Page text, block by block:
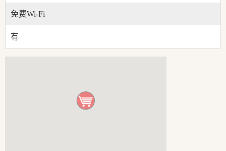
免费Wi-Fi
有